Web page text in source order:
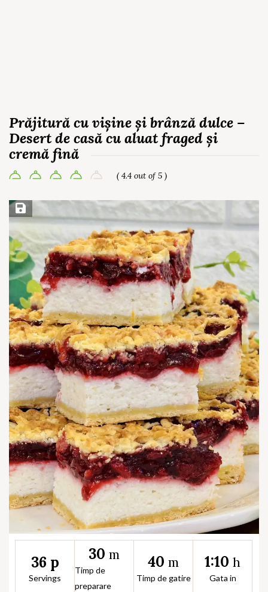
Prăjitură cu vișine și brânză dulce –
Desert de casă cu aluat fraged și
cremă fină
( 4.4 out of 5 )
Save Recipe
36 p
Servings
30 m
Timp de
preparare
40 m
Timp de gatire
1:10 h
Gata in